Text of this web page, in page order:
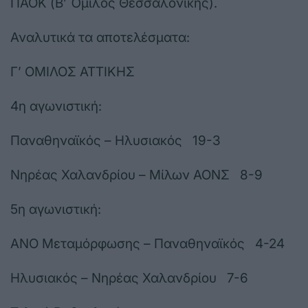
Αναλυτικά τα αποτελέσματα:
Γ’ ΟΜΙΛΟΣ ΑΤΤΙΚΗΣ
4η αγωνιστική:
Παναθηναϊκός – Ηλυσιακός 19-3
Νηρέας Χαλανδρίου – Μίλων ΑΟΝΣ 8-9
5η αγωνιστική:
ΑΝΟ Μεταμόρφωσης – Παναθηναϊκός 4-24
Ηλυσιακός – Νηρέας Χαλανδρίου 7-6